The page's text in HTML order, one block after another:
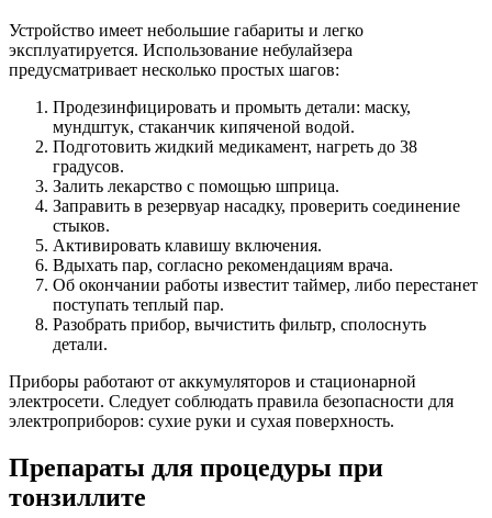
Устройство имеет небольшие габариты и легко
эксплуатируется. Использование небулайзера
предусматривает несколько простых шагов:
Продезинфицировать и промыть детали: маску,
мундштук, стаканчик кипяченой водой.
Подготовить жидкий медикамент, нагреть до 38
градусов.
Залить лекарство с помощью шприца.
Заправить в резервуар насадку, проверить соединение
стыков.
Активировать клавишу включения.
Вдыхать пар, согласно рекомендациям врача.
Об окончании работы известит таймер, либо перестанет
поступать теплый пар.
Разобрать прибор, вычистить фильтр, сполоснуть
детали.
Приборы работают от аккумуляторов и стационарной
электросети. Следует соблюдать правила безопасности для
электроприборов: сухие руки и сухая поверхность.
Препараты для процедуры при
тонзиллите